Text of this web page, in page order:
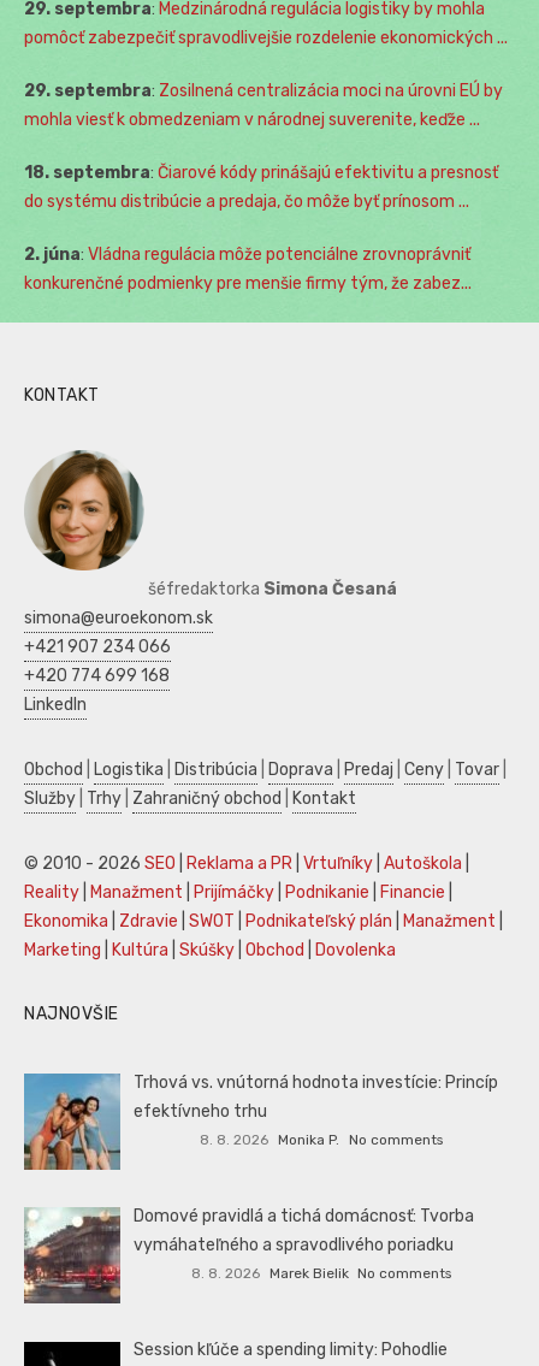
29. septembra: Medzinárodná regulácia logistiky by mohla
pomôcť zabezpečiť spravodlivejšie rozdelenie ekonomických ...
29. septembra: Zosilnená centralizácia moci na úrovni EÚ by
mohla viesť k obmedzeniam v národnej suverenite, keďže ...
18. septembra: Čiarové kódy prinášajú efektivitu a presnosť
do systému distribúcie a predaja, čo môže byť prínosom ...
2. júna: Vládna regulácia môže potenciálne zrovnoprávniť
konkurenčné podmienky pre menšie firmy tým, že zabez...
KONTAKT
šéfredaktorka Simona Česaná
simona@euroekonom.sk
+421 907 234 066
+420 774 699 168
LinkedIn
Obchod Logistika Distribúcia Doprava Predaj Ceny Tovar
Služby Trhy Zahraničný obchod Kontakt
© 2010 - 2026 SEO Reklama a PR Vrtuľníky Autoškola
Reality
Manažment Prijímáčky Podnikanie Financie
Ekonomika
Zdravie SWOT Podnikateľský plán Manažment
Marketing
Kultúra Skúšky Obchod Dovolenka
NAJNOVŠIE
Trhová vs. vnútorná hodnota investície: Princíp
efektívneho trhu
8. 8. 2026 Monika P. No comments
Domové pravidlá a tichá domácnosť: Tvorba
vymáhateľného a spravodlivého poriadku
8. 8. 2026 Marek Bielik No comments
Session kľúče a spending limity: Pohodlie